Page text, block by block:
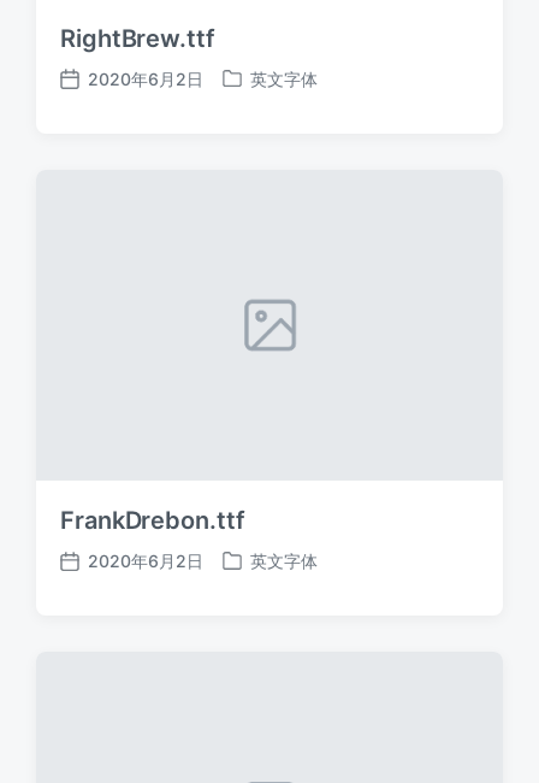
RightBrew.ttf
发
2020年6月2日
发
英文字体
FrankDrebon.ttf
发
2020年6月2日
发
英文字体